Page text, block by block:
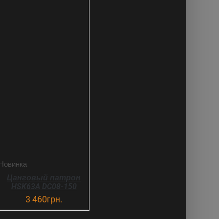
Цанговый патрон
HSK63A DC08-150
3 460грн.